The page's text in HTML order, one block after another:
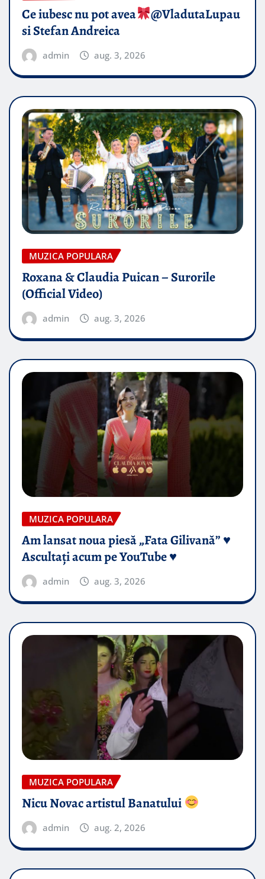
Ce iubesc nu pot avea
​@VladutaLupau
si Stefan Andreica
admin aug. 3, 2026
MUZICA POPULARA
Roxana & Claudia Puican – Surorile
(Official Video)
admin aug. 3, 2026
MUZICA POPULARA
Am lansat noua piesă „Fata Gilivană” ♥️
Ascultați acum pe YouTube ♥️
admin aug. 3, 2026
MUZICA POPULARA
Nicu Novac artistul Banatului
admin aug. 2, 2026